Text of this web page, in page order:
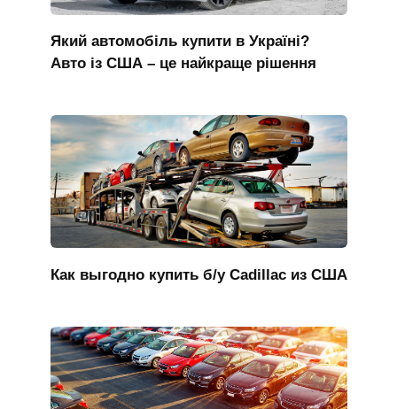
Який автомобіль купити в Україні?
Авто із США – це найкраще рішення
Как выгодно купить б/у Cadillac из США